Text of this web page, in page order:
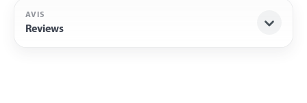
AVIS
Reviews